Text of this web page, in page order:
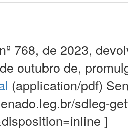
768, de 2023,
outubro de,
(application/pdf)
sdleg-
]